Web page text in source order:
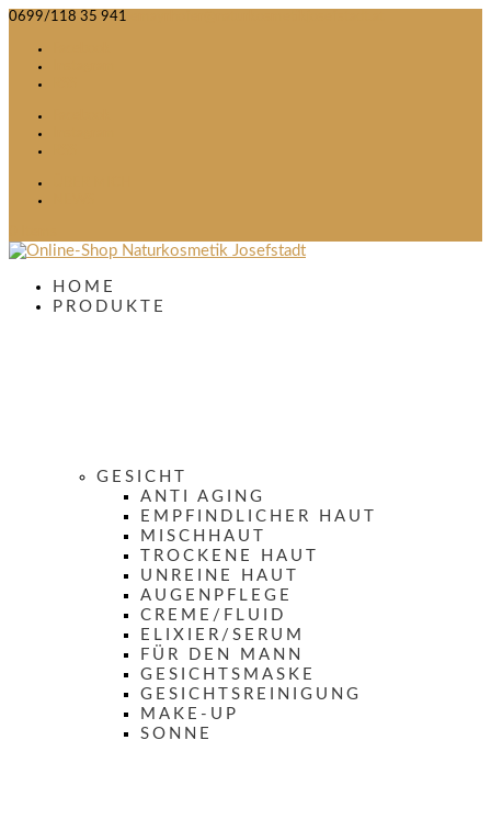
0699/118 35 941
HOME
PRODUKTE
GESICHT
ANTI AGING
EMPFINDLICHER HAUT
MISCHHAUT
TROCKENE HAUT
UNREINE HAUT
AUGENPFLEGE
CREME/FLUID
ELIXIER/SERUM
FÜR DEN MANN
GESICHTSMASKE
GESICHTSREINIGUNG
MAKE-UP
SONNE